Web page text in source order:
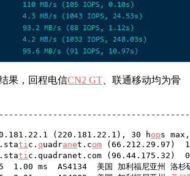
果，回程电信CN2 GT 、联通移动均为骨
(220.181.22.1), 30 hops
tic. quadranet.com (66.212.29.97)
tic.quadranet.com (96.44.175.32)
1.00 ms  AS4134  美国 加利福尼亚州 洛